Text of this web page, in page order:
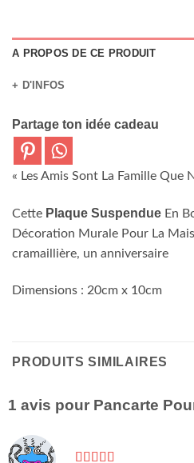
A PROPOS DE CE PRODUIT
+ D'INFOS
Partage ton idée cadeau
« Les Amis Sont La Famille Que
Cette Plaque Suspendue En
Décoration Murale Pour La
cramaillière, un anniversaire
Dimensions : 20cm x 10cm
PRODUITS SIMILAIRES
1 avis pour Pancarte